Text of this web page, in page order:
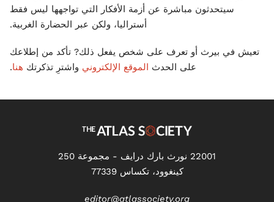
سيتحدثون مباشرة عن أزمة الأفكار التي تواجهها ليس فقط
أستراليا، ولكن عبر الحضارة الغربية.
تعيش في بيرث أو تعرف على شخص يفعل ذلك? تأكد من إطلاعك
على الحدث الموقع الإلكتروني واشترِ تذكرتك هنا.
22001 نورث بارك درايف - مجموعة 250
كينغوود، تكساس 77339
editor@atlassociety.org